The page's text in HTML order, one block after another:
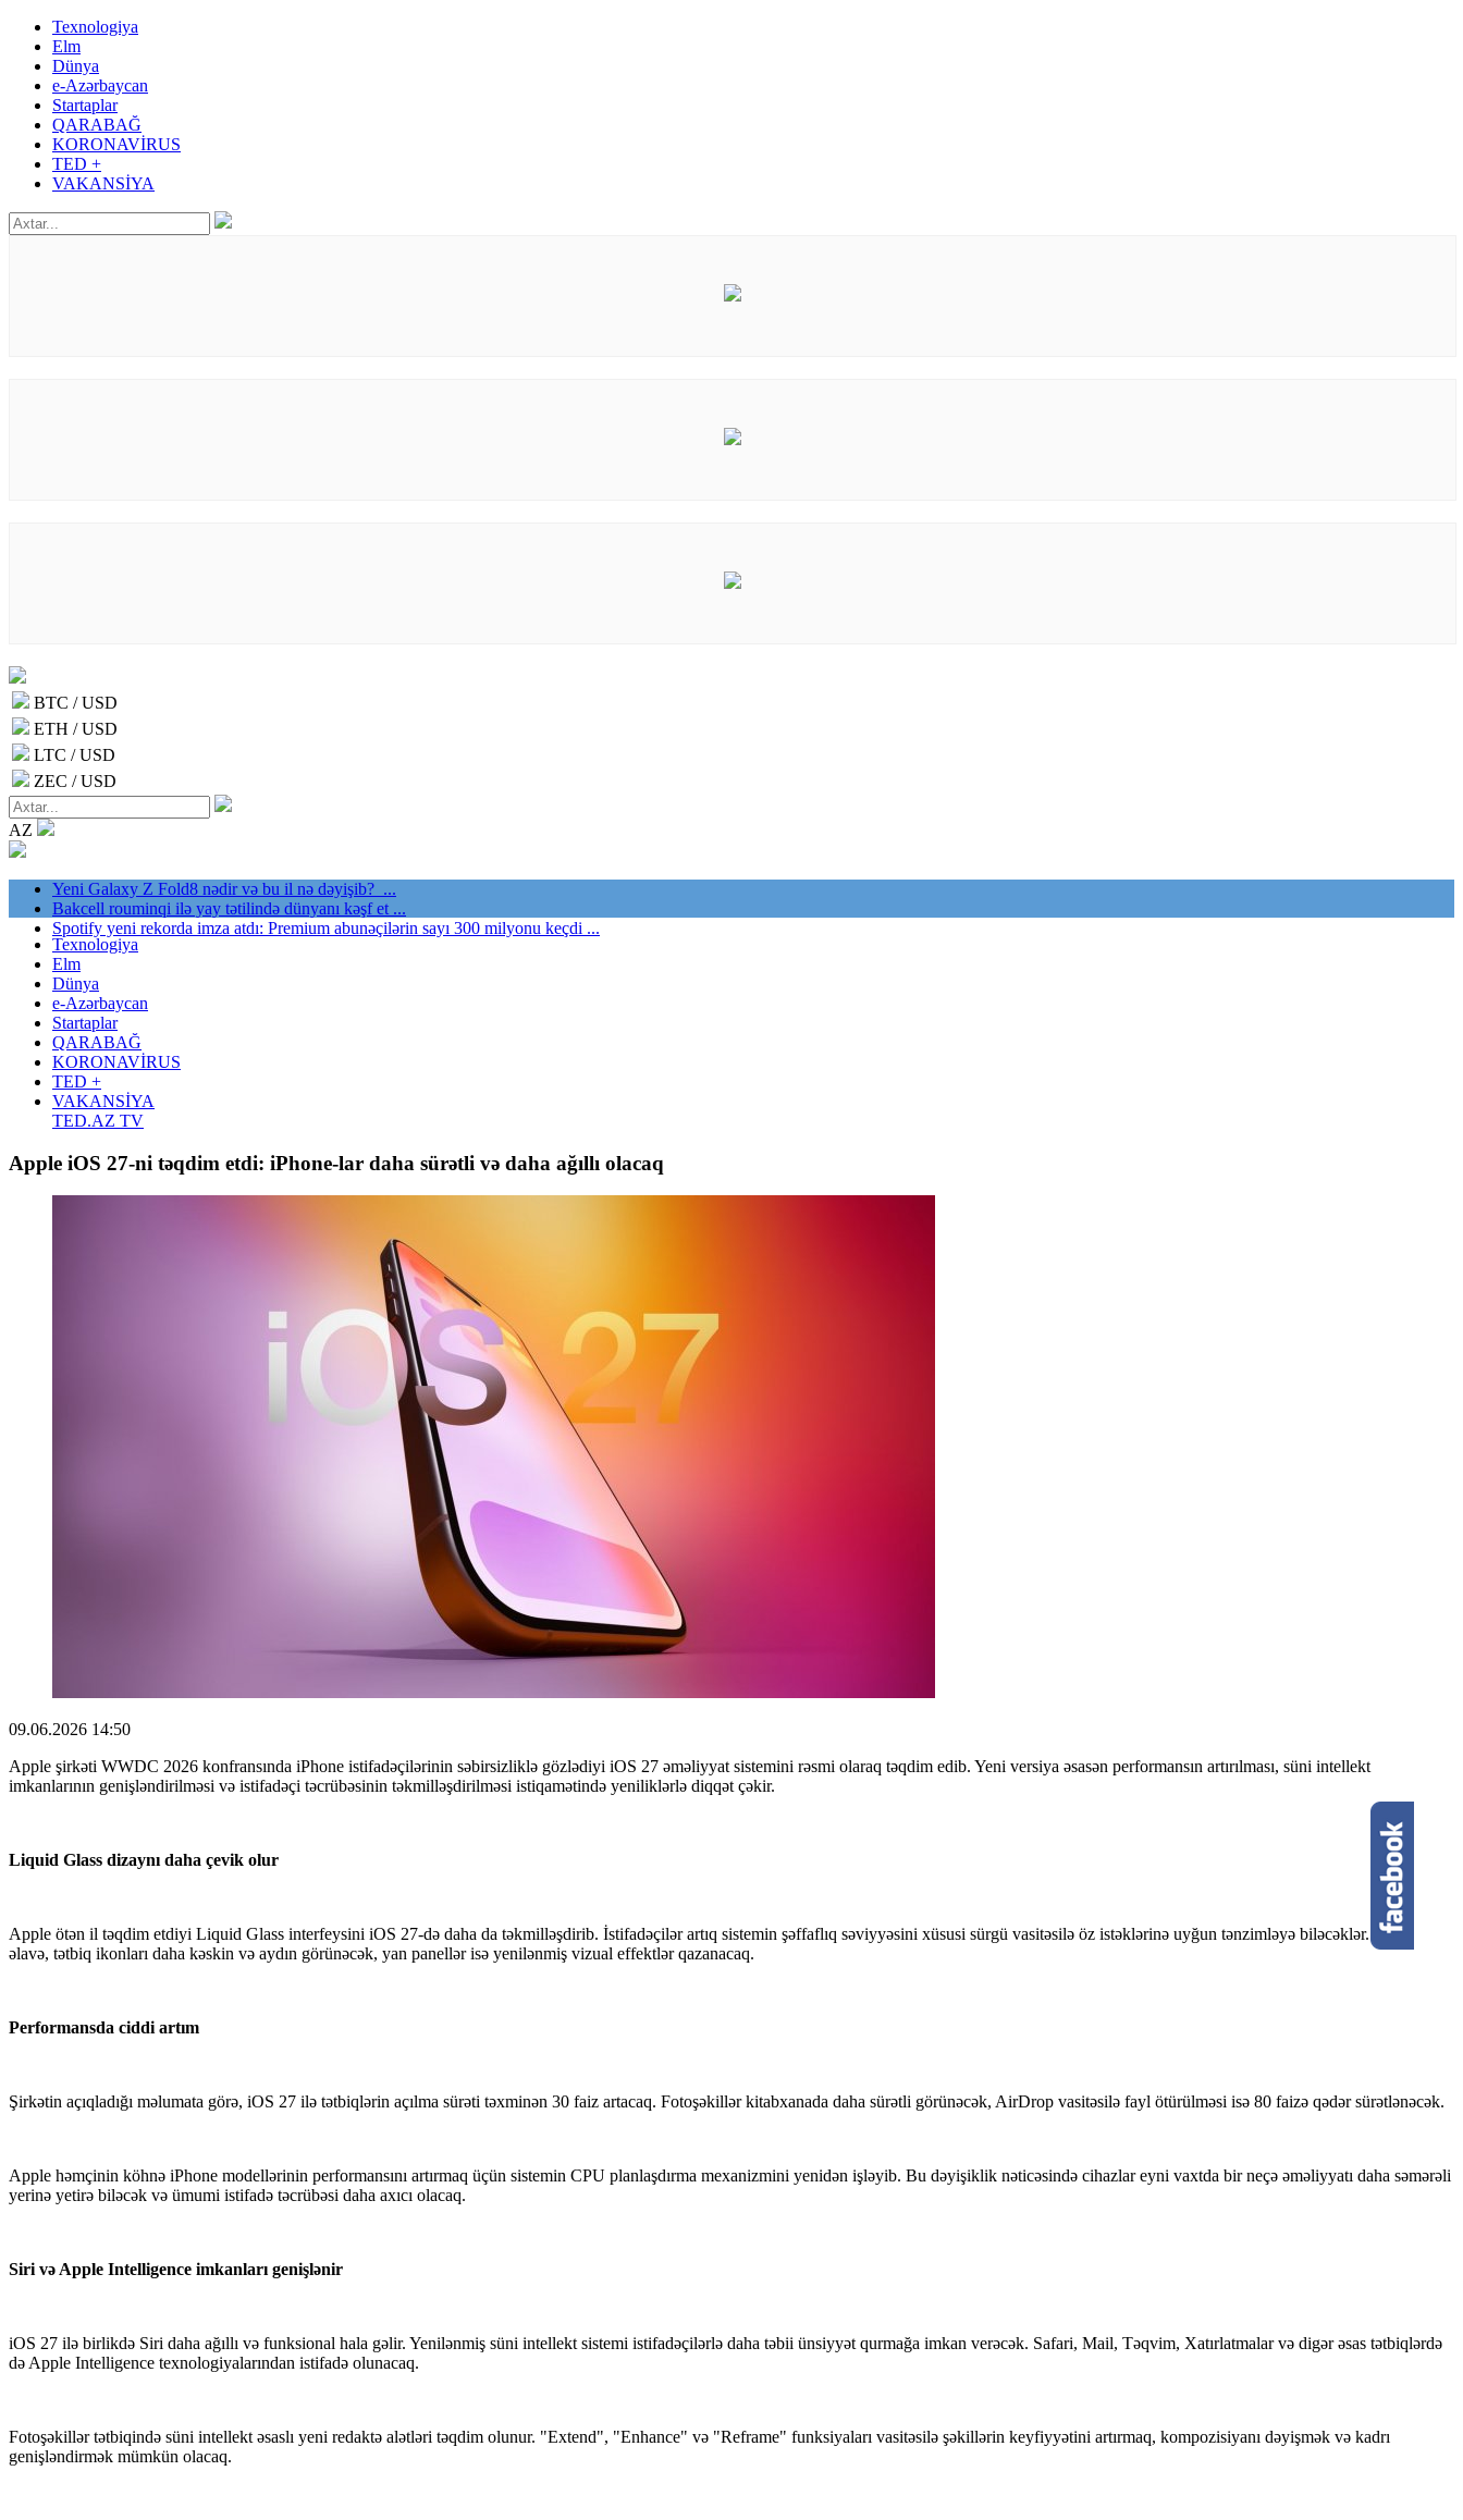
Texnologiya
Elm
Dünya
e-Azərbaycan
Startaplar
QARABAĞ
KORONAVİRUS
TED +
VAKANSİYA
BTC / USD
ETH / USD
LTC / USD
ZEC / USD
AZ
Yeni Galaxy Z Fold8 nədir və bu il nə dəyişib? ...
Bakcell rouminqi ilə yay tətilində dünyanı kəşf et ...
Spotify yeni rekorda imza atdı: Premium abunəçilərin sayı 300 milyonu keçdi ...
Texnologiya
Elm
Dünya
e-Azərbaycan
Startaplar
QARABAĞ
KORONAVİRUS
TED +
VAKANSİYA
TED.AZ TV
Apple iOS 27-ni təqdim etdi: iPhone-lar daha sürətli və daha ağıllı olacaq
09.06.2026 14:50
Apple şirkəti WWDC 2026 konfransında iPhone istifadəçilərinin səbirsizliklə gözlədiyi iOS 27 əməliyyat sistemini rəsmi olaraq təqdim edib. Yeni versiya əsasən performansın artırılması, süni intellekt
imkanlarının genişləndirilməsi və istifadəçi təcrübəsinin təkmilləşdirilməsi istiqamətində yeniliklərlə diqqət çəkir.
Liquid Glass dizaynı daha çevik olur
Apple ötən il təqdim etdiyi Liquid Glass interfeysini iOS 27-də daha da təkmilləşdirib. İstifadəçilər artıq sistemin şəffaflıq səviyyəsini xüsusi sürgü vasitəsilə öz istəklərinə uyğun tənzimləyə biləcəklər. Bundan
əlavə, tətbiq ikonları daha kəskin və aydın görünəcək, yan panellər isə yenilənmiş vizual effektlər qazanacaq.
Performansda ciddi artım
Şirkətin açıqladığı məlumata görə, iOS 27 ilə tətbiqlərin açılma sürəti təxminən 30 faiz artacaq. Fotoşəkillər kitabxanada daha sürətli görünəcək, AirDrop vasitəsilə fayl ötürülməsi isə 80 faizə qədər sürətlənəcək.
Apple həmçinin köhnə iPhone modellərinin performansını artırmaq üçün sistemin CPU planlaşdırma mexanizmini yenidən işləyib. Bu dəyişiklik nəticəsində cihazlar eyni vaxtda bir neçə əməliyyatı daha səmərəli
yerinə yetirə biləcək və ümumi istifadə təcrübəsi daha axıcı olacaq.
Siri və Apple Intelligence imkanları genişlənir
iOS 27 ilə birlikdə Siri daha ağıllı və funksional hala gəlir. Yenilənmiş süni intellekt sistemi istifadəçilərlə daha təbii ünsiyyət qurmağa imkan verəcək. Safari, Mail, Təqvim, Xatırlatmalar və digər əsas tətbiqlərdə
də Apple Intelligence texnologiyalarından istifadə olunacaq.
Fotoşəkillər tətbiqində süni intellekt əsaslı yeni redaktə alətləri təqdim olunur. "Extend", "Enhance" və "Reframe" funksiyaları vasitəsilə şəkillərin keyfiyyətini artırmaq, kompozisiyanı dəyişmək və kadrı
genişləndirmək mümkün olacaq.